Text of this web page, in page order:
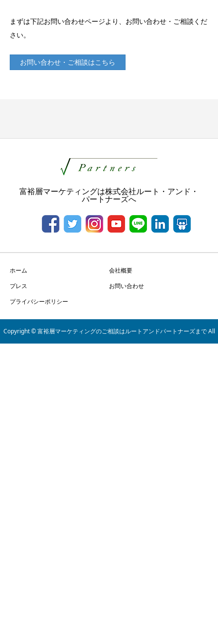
まずは下記お問い合わせページより、お問い合わせ・ご相談くだ
さい。
お問い合わせ・ご相談はこちら
富裕層マーケティングは株式会社ルート・アンド・
パートナーズへ
ホーム
会社概要
プレス
お問い合わせ
プライバシーポリシー
Copyright © 富裕層マーケティングのご相談はルートアンドパートナーズまで All